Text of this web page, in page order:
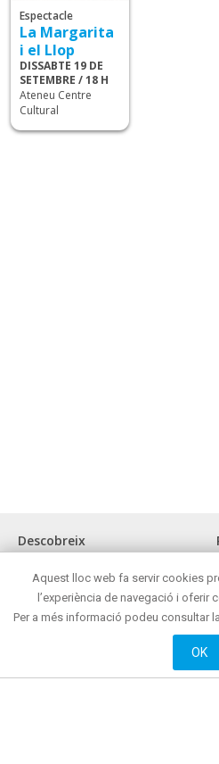
Espectacle
La Margarita
i el Llop
DISSABTE 19 DE
SETEMBRE / 18 H
Ateneu Centre
Cultural
Descobreix
Museus i espais d'interès cultural
Front marítim
Reunions i congressos
Oci actiu i cultural
Aquest lloc web fa servir cookies
l’experiència de navegació i oferir
Per a més informació podeu consultar
OK